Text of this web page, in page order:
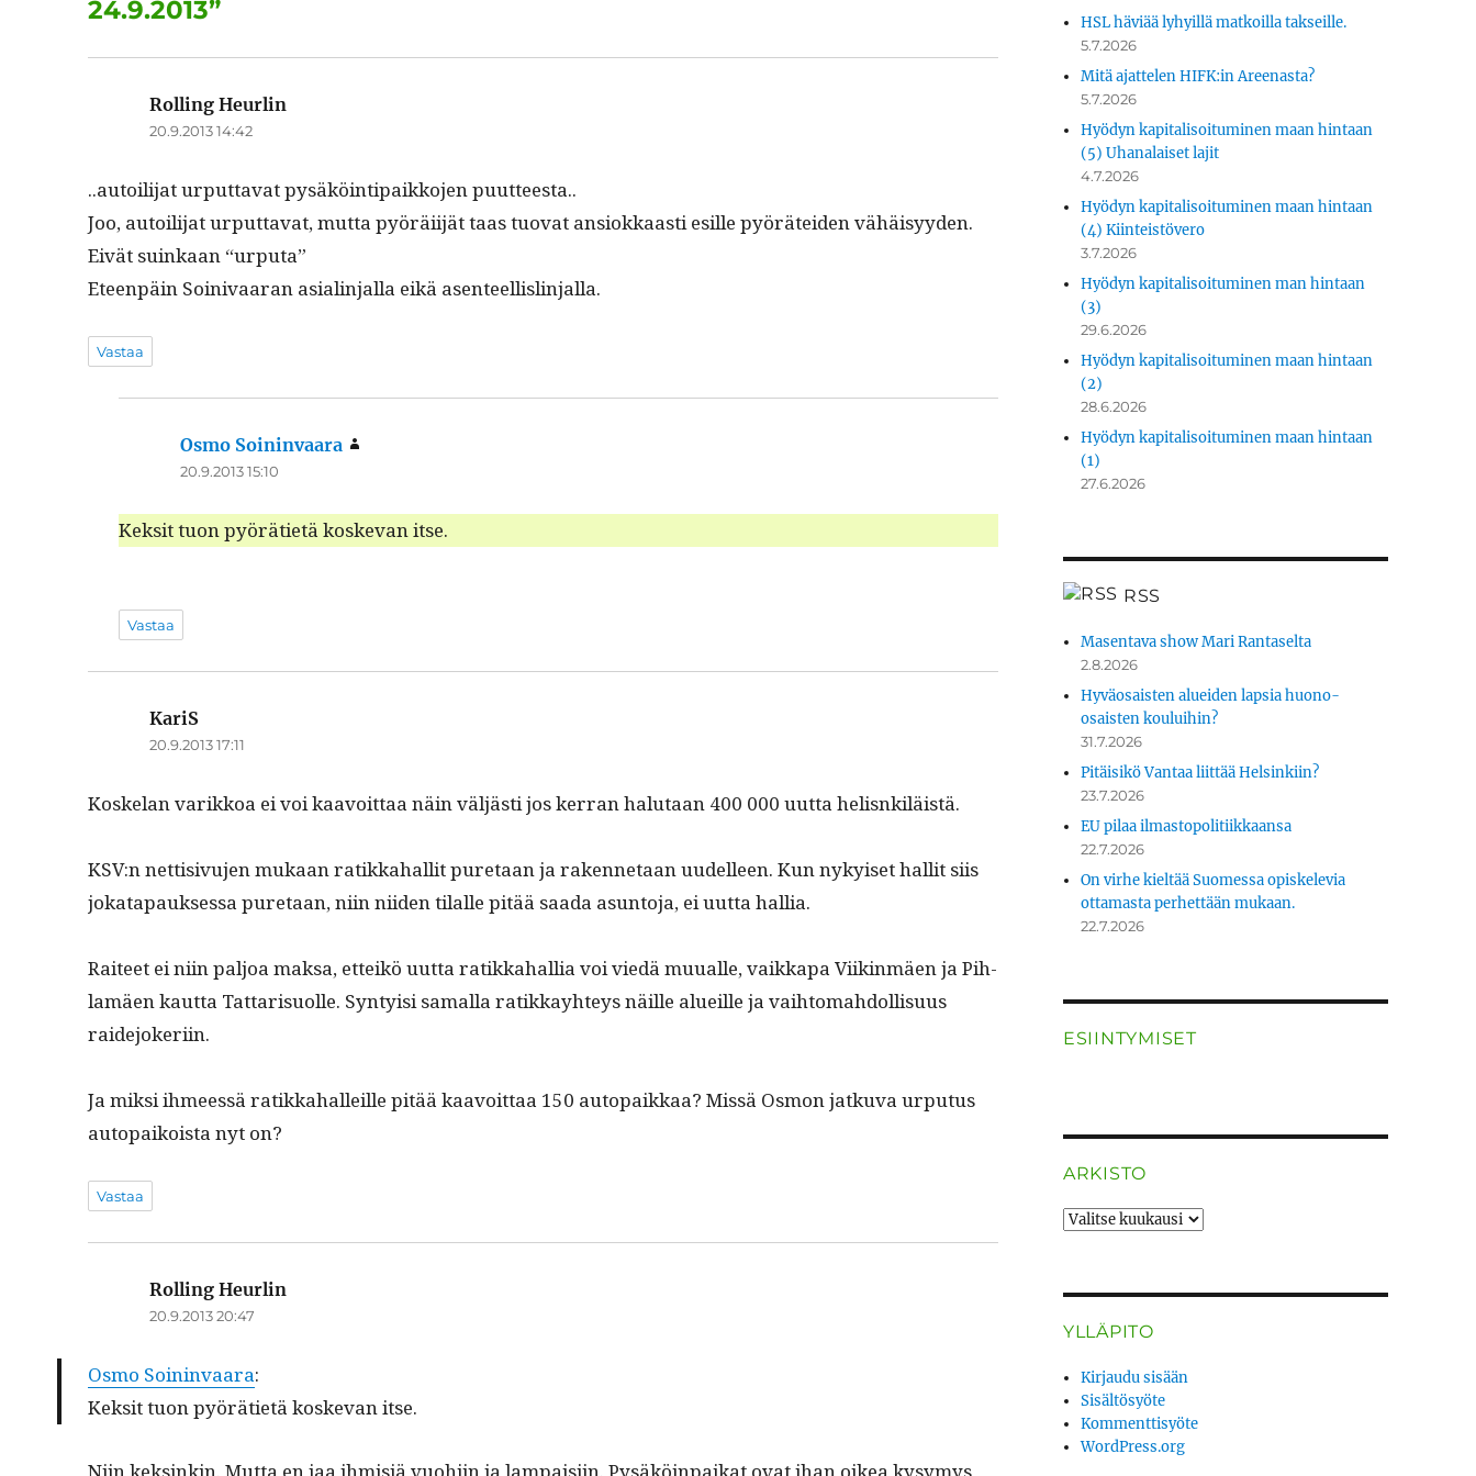
24.9.2013”
Rolling Heurlin
20.9.2013 14:42
..autoil­i­jat urput­ta­vat pysäköin­tipaikko­jen puutteesta..
Joo, autoil­i­jat urput­ta­vat, mut­ta pyöräi­ijät taas tuo­vat ansiokkaasti esille pyörätei­den vähäisyy­den.
Eivät suinkaan “urpu­ta”
Eteen­päin Soini­vaaran asial­in­jal­la eikä asenteellislinjalla.
Vastaa
Osmo Soininvaara
20.9.2013 15:10
Kek­sit tuon pyöräti­etä koske­van itse.
Vastaa
KariS
20.9.2013 17:11
Koske­lan varikkoa ei voi kaavoit­taa näin väljästi jos ker­ran halu­taan 400 000 uut­ta helisnkiläistä.
KSV:n net­ti­sivu­jen mukaan ratikka­hal­lit pure­taan ja raken­netaan uudelleen. Kun nykyiset hal­lit siis
jokat­a­pauk­ses­sa pure­taan, niin niiden tilalle pitää saa­da asun­to­ja, ei uut­ta hallia.
Raiteet ei niin paljoa mak­sa, etteikö uut­ta ratikka­hal­lia voi viedä muualle, vaikka­pa Viik­in­mäen ja Pih­
lamäen kaut­ta Tat­tarisuolle. Syn­ty­isi samal­la ratikkay­hteys näille alueille ja vai­h­tom­ah­dol­lisu­us
raidejokeriin.
Ja mik­si ihmeessä ratikka­halleille pitää kaavoit­taa 150 autopaikkaa? Mis­sä Osmon jatku­va urpu­tus
autopaikoista nyt on?
Vastaa
Rolling Heurlin
20.9.2013 20:47
Osmo Soin­in­vaara:
Kek­sit tuon pyöräti­etä koske­van itse.
Niin keksinkin. Mut­ta en jaa ihmisiä vuo­hi­in ja lam­paisi­in. Pysäköin­paikat ovat ihan oikea kysymys
HSL häviää lyhyillä matkoilla takseille.
5.7.2026
Mitä ajattelen HIFK:in Areenasta?
5.7.2026
Hyödyn kapitalisoituminen maan hintaan
(5) Uhanalaiset lajit
4.7.2026
Hyödyn kapitalisoituminen maan hintaan
(4) Kiinteistövero
3.7.2026
Hyödyn kapitalisoituminen man hintaan
(3)
29.6.2026
Hyödyn kapitalisoituminen maan hintaan
(2)
28.6.2026
Hyödyn kapitalisoituminen maan hintaan
(1)
27.6.2026
RSS
Masentava show Mari Rantaselta
2.8.2026
Hyväosaisten alueiden lapsia huono-
osaisten kouluihin?
31.7.2026
Pitäisikö Vantaa liittää Helsinkiin?
23.7.2026
EU pilaa ilmastopolitiikkaansa
22.7.2026
On virhe kieltää Suomessa opiskelevia
ottamasta perhettään mukaan.
22.7.2026
ESIINTYMISET
ARKISTO
ARKISTO
YLLÄPITO
Kirjaudu sisään
Sisältösyöte
Kommenttisyöte
WordPress.org